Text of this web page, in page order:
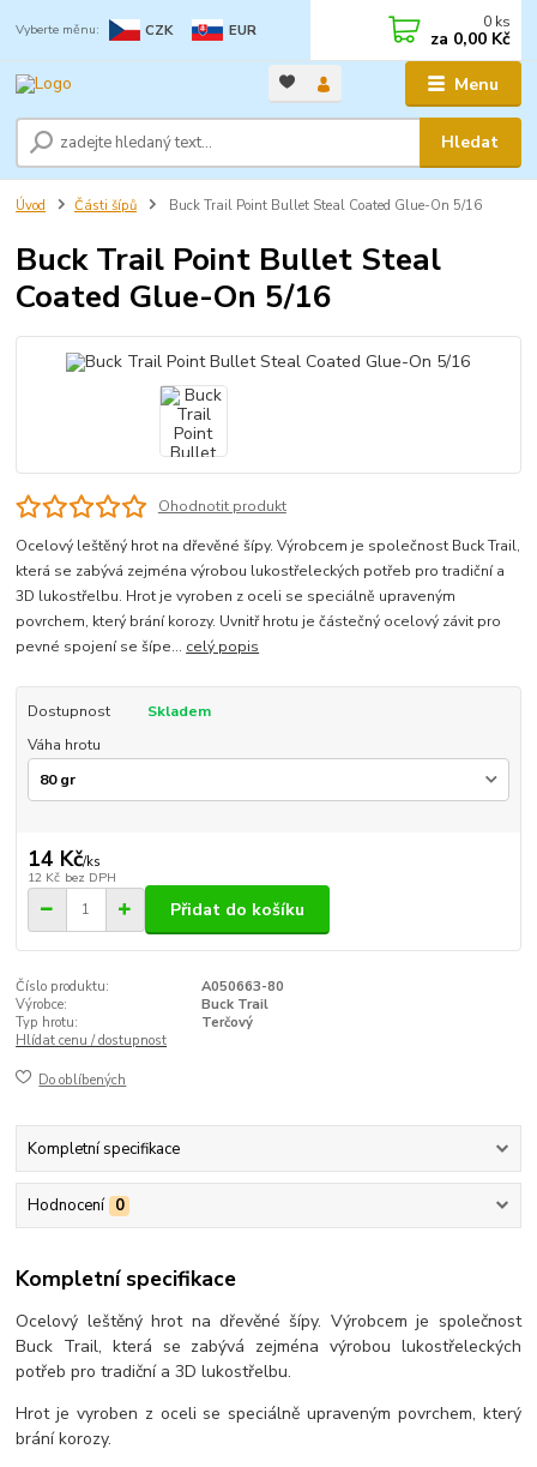
Menu
CZK EUR
Hledat
0 ks
za 0,00 Kč
Úvod Části šípů Buck Trail Point Bullet Steal Coated Glue-On 5/16
Buck Trail Point Bullet Steal
Coated Glue-On 5/16
Ohodnotit produkt
Ocelový leštěný hrot na dřevěné šípy. Výrobcem je společnost Buck Trail,
která se zabývá zejména výrobou lukostřeleckých potřeb pro tradiční a
3D lukostřelbu. Hrot je vyroben z oceli se speciálně upraveným
povrchem, který brání korozy. Uvnitř hrotu je částečný ocelový závit pro
pevné spojení se šípe... celý popis
Dostupnost
Skladem
Váha hrotu
14 Kč/ks
12 Kč bez DPH
Přidat do košíku
Číslo produktu:
A050663-80
Výrobce:
Buck Trail
Typ hrotu:
Terčový
Hlídat cenu / dostupnost
Do oblíbených
Kompletní specifikace
Hodnocení 0
Kompletní specifikace
Ocelový leštěný hrot na dřevěné šípy. Výrobcem je společnost
Buck Trail, která se zabývá zejména výrobou lukostřeleckých
potřeb pro tradiční a 3D lukostřelbu.
Hrot je vyroben z oceli se speciálně upraveným povrchem, který
brání korozy.